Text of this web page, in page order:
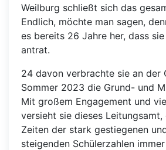
Weilburg schließt sich das
Endlich, möchte man sagen,
es bereits 26 Jahre her, dass
antrat.
24 davon verbrachte sie an der
Sommer 2023 die Grund- und
Mit großem Engagement und
versieht sie dieses Leitungsamt,
Zeiten der stark gestiegenen
steigenden Schülerzahlen